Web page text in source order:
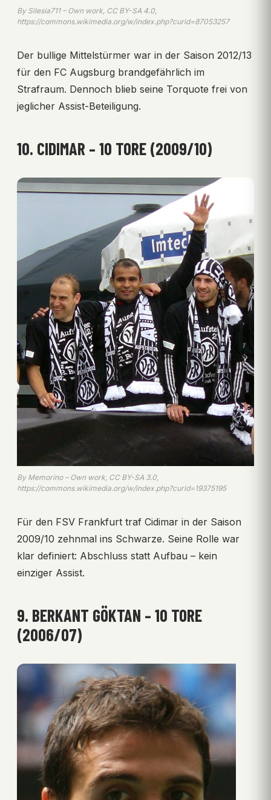
By Silesia711 – Own work, CC BY-SA 4.0,
https://commons.wikimedia.org/w/index.php?curid=87053257
Der bullige Mittelstürmer war in der Saison 2012/13
für den FC Augsburg brandgefährlich im
Strafraum. Dennoch blieb seine Torquote frei von
jeglicher Assist-Beteiligung.
10. CIDIMAR – 10 TORE (2009/10)
By Memorino – Own work, CC BY-SA 3.0,
https://commons.wikimedia.org/w/index.php?curid=19375195
Für den FSV Frankfurt traf Cidimar in der Saison
2009/10 zehnmal ins Schwarze. Seine Rolle war
klar definiert: Abschluss statt Aufbau – kein
einziger Assist.
9. BERKANT GÖKTAN – 10 TORE
(2006/07)